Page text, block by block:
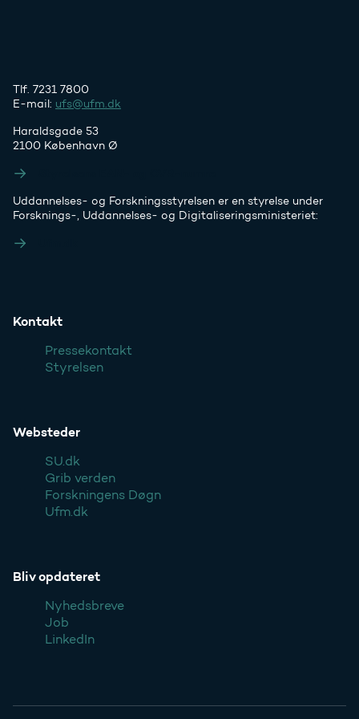
Tlf. 7231 7800
E-mail: ufs@ufm.dk
Haraldsgade 53
2100 København Ø
Uddannelses- og Forskningsstyrelsen er en styrelse under
Forsknings-, Uddannelses- og Digitaliseringsministeriet:
Kontakt
Pressekontakt
Styrelsen
Websteder
SU.dk
Grib verden
Forskningens Døgn
Ufm.dk
Bliv opdateret
Nyhedsbreve
Job
LinkedIn